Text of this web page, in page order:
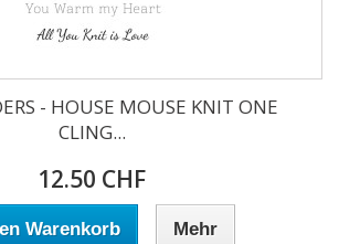
- HOUSE MOUSE KNIT ONE
CLING...
12.50 CHF
Warenkorb Mehr